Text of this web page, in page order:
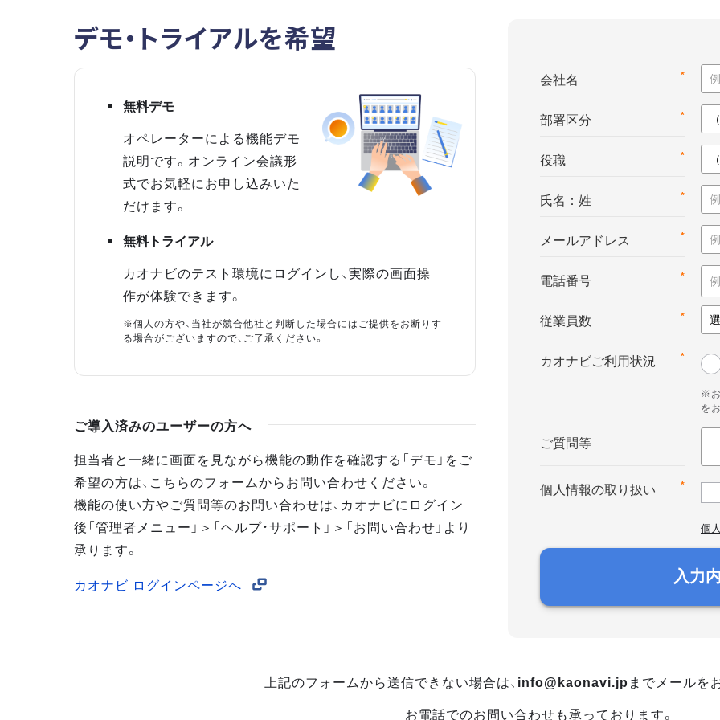
デモ・トライアルを希望
無料デモ
オペレーターによる機能デモ
説明です。オンライン会議形
式でお気軽にお申し込みいた
だけます。
無料トライアル
カオナビのテスト環境にログインし、実際の画面操
作が体験できます。
※個人の方や、当社が競合他社と判断した場合にはご提供をお断りす
る場合がございますので、ご了承ください。
ご導入済みのユーザーの方へ
担当者と一緒に画面を見ながら機能の動作を確認する「デモ」をご
希望の方は、こちらのフォームからお問い合わせください。
機能の使い方やご質問等のお問い合わせは、カオナビにログイン
後「管理者メニュー」＞「ヘルプ・サポート」＞「お問い合わせ」より
承ります。
カオナビ ログインページへ
*
会社名
*
部署区分
*
役職
*
氏名：姓
*
メールアドレス
*
電話番号
*
従業員数
*
カオナビご利用状況
※お
を
ご質問等
*
個人情報の取り扱い
個
入力
上記のフォームから送信できない場合は、 info@kaonavi.jp までメールを
お電話でのお問い合わせも承っております。